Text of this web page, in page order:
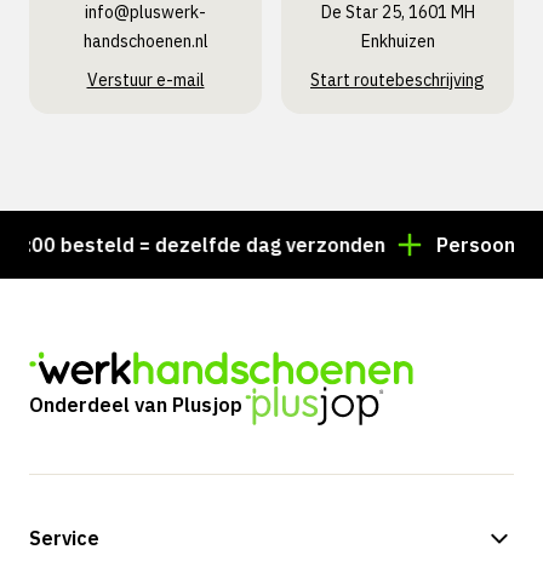
info@pluswerk­
handschoenen.nl
Verstuur e-mail
De Star 25, 1601 MH
Enkhuizen
Start routebeschrijving
besteld = dezelfde dag verzonden Persoonlijk
Onderdeel van Plusjop
Service